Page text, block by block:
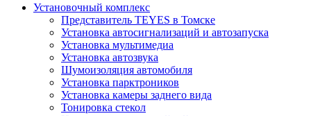
Установочный комплекс
Представитель TEYES в Томске
Установка автосигнализаций и автозапуска
Установка мультимедиа
Установка автозвука
Шумоизоляция автомобиля
Установка парктроников
Установка камеры заднего вида
Тонировка стекол